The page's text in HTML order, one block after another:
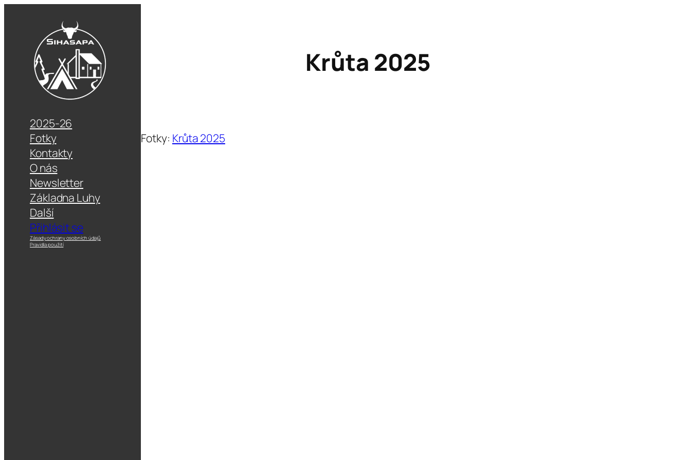
2025-26
Fotky
Kontakty
O nás
Newsletter
Základna Luhy
Další
Přihlásit se
Zásady ochrany osobních údajů
Pravidla použití
Krůta 2025
Fotky: Krůta 2025